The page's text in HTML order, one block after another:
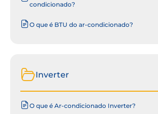
condicionado?
O que é BTU do ar-condicionado?
Inverter
O que é Ar-condicionado Inverter?